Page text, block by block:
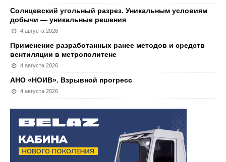
Солнцевский угольный разрез. Уникальным условиям
добычи — уникальные решения
4 августа 2026
Применение разработанных ранее методов и средств
вентиляции в метрополитене
4 августа 2026
АНО «НОИВ». Взрывной прогресс
4 августа 2026